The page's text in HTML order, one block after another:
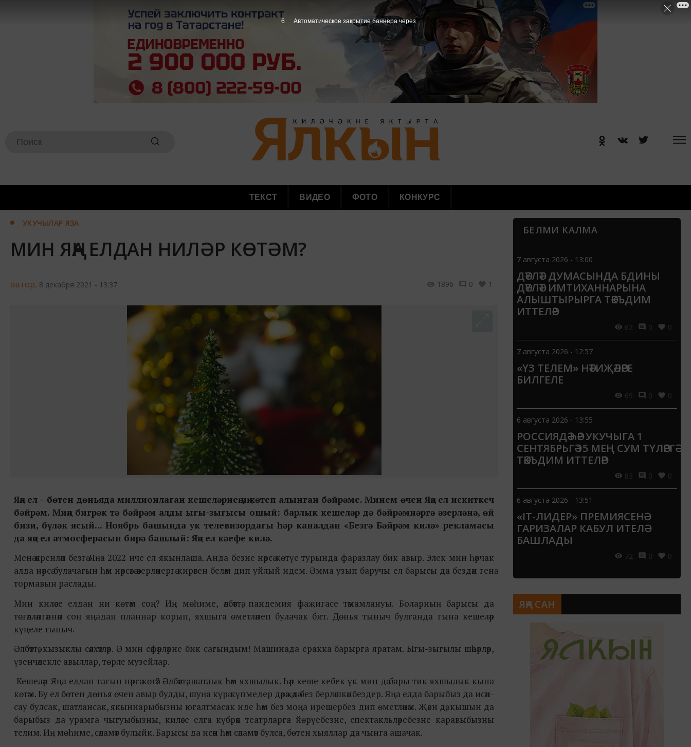
ТЕКСТ ВИДЕО ФОТО КОНКУРС
УКУЧЫЛАР ЯЗА
МИН ЯҢА ЕЛДАН НИЛӘР КӨТӘМ?
автор, 8 декабря 2021 - 13:37 1896 0 1
Яңа ел – бөтен дөньяда миллионлаган кешеләрнең иң көтеп алынган бәйрәме. Минем өчен Яңа ел искиткеч
бәйрәм. Миңа бигрәк тә бәйрәм алды ыгы-зыгысы ошый: барлык кешеләр дә бәйрәмнәргә әзерләнә, өй
бизи, бүләк ясый... Ноябрь башында ук телевизордагы һәр каналдан «Безгә Бәйрәм килә» рекламасы
да яңа ел атмосферасын бирә башлый: Яңа ел кәефе килә.
Менә әкренләп безгә Яңа 2022 нче ел якынлаша. Анда безне нәрсә көтүе турында фаразлау бик авыр. Элек мин һәрчак
алда нәрсә булачагын һәм нәрсәгә әзерләнергә кирәген беләм дип уйлый идем. Әмма узып баручы ел барысы да бездән генә
тормавын раслады.
Мин киләсе елдан ни көтәм соң? Иң мөһиме, әлбәттә, пандемия фаҗигасе тәмамлануы. Боларның барысы да
төгәлләнгәннән соң яңадан планнар корып, яхшыга өметләнеп булачак бит. Дөнья тыныч булганда гына кешеләр
күңеле тыныч.
Әлбәттә, кызыклы сәяхәтләр. Ә мин сәфәрләрне бик сагындым! Машинада еракка барырга яратам. Ыгы-зыгылы шәһәрләр,
үзенчәлекле авыллар, төрле музейлар.
Кешеләр Яңа елдан тагын нәрсә көтә? Әлбәттә, шатлык һәм яхшылык. Һәр кеше кебек үк мин дә бары тик яхшылык кына
көтәм. Бу ел бөтен дөнья өчен авыр булды, шуңа күрә күпмедер дәрәҗәдә без берләшкәнбездер. Яңа елда барыбыз да исән-
сау булсак, шатлансак, якыннарыбызны югалтмасак иде һәм без моңа ирешербез дип өметләнәм. Җәен дә, кышын да
барыбыз да урамга чыгуыбызны, киләсе елга күбрәк театрларга йөрүебезне, спектакльләребезне каравыбызны
телим. Иң мөһиме, сәламәт булыйк. Барысы да исән һәм сәламәт булса, бөтен хыяллар да чынга ашачак.
БЕЛМИ КАЛМА
7 августа 2026 - 13:00
ДӘҮЛӘТ ДУМАСЫНДА БДИНЫ
ДӘҮЛӘТ ИМТИХАННАРЫНА
АЛЫШТЫРЫРГА ТӘКЪДИМ
ИТТЕЛӘР
62 0 0
7 августа 2026 - 12:57
«ҮЗ ТЕЛЕМ» НӘТИҖӘЛӘРЕ
БИЛГЕЛЕ
69 0 0
6 августа 2026 - 13:55
РОССИЯДӘ ҺӘР УКУЧЫГА 1
СЕНТЯБРЬГӘ 15 МЕҢ СУМ ТҮЛӘРГӘ
ТӘКЪДИМ ИТТЕЛӘР
83 0 0
6 августа 2026 - 13:51
«IT-ЛИДЕР» ПРЕМИЯСЕНӘ
ГАРИЗАЛАР КАБУЛ ИТЕЛӘ
БАШЛАДЫ
72 0 0
ЯҢА САН
4 Автоматическое закрытие баннера через